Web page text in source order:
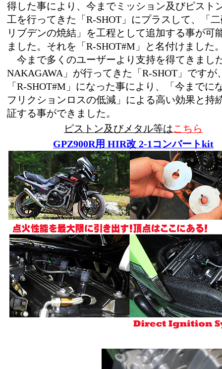
得した事により、今までミッション及びピスト
工を行ってきた「R-SHOT」にプラスして、「
リブデンの焼結」を工程として追加する事が可
ました。それを「R-SHOT#M」と名付けました
今まで多くのユーザーより支持を得てきまし
NAKAGAWA」が行ってきた「R-SHOT」ですが
「R-SHOT#M」になった事により、「今までに
フリクションロスの低減」による高い効果と持
証する事ができました。
ピストン及びメタル等はこちら
GPZ900R用 HIR改 2-1 コンバートkit